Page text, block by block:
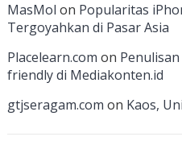
MasMol on Popularitas
Tergoyahkan di Pasar Asia
Placelearn.com on
friendly di Mediakonten.id
gtjseragam.com on Kaos,